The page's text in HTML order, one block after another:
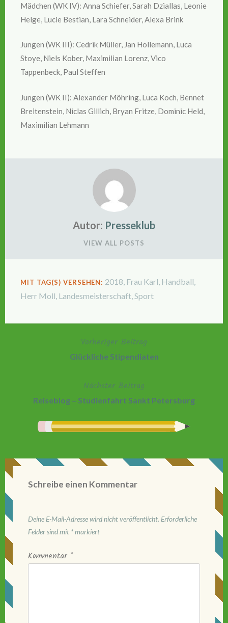
Mädchen (WK IV): Anna Schiefer, Sarah Dziallas, Leonie
Helge, Lucie Bestian, Lara Schneider, Alexa Brink
Jungen (WK III): Cedrik Müller, Jan Hollemann, Luca
Stoye, Niels Kober, Maximilian Lorenz, Vico
Tappenbeck, Paul Steffen
Jungen (WK II): Alexander Möhring, Luca Koch, Bennet
Breitenstein, Niclas Gillich, Bryan Fritze, Dominic Held,
Maximilian Lehmann
Autor: Presseklub
VIEW ALL POSTS
MIT TAG(S) VERSEHEN: 2018, Frau Karl, Handball,
Herr Moll, Landesmeisterschaft,Sport
BeitragsnavigationVorheriger Beitrag
Glückliche Stipendiaten
Nächster Beitrag
Reiseblog – Studienfahrt Sankt Petersburg
Schreibe einen Kommentar
Deine E-Mail-Adresse wird nicht veröffentlicht. Erforderliche
Felder sind mit *markiert
Kommentar *